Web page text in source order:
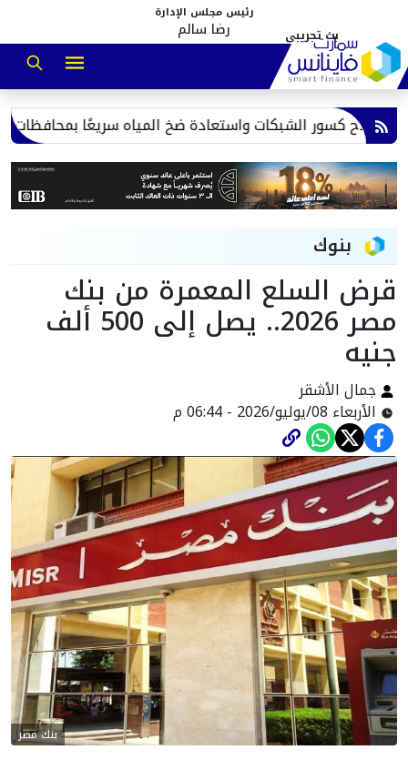
رئيس مجلس الإدارة
رضا سالم
كسور الشبكات واستعادة ضخ المياه سريعًا بمحافظات القناة
بنوك
قرض السلع المعمرة من بنك
مصر 2026.. يصل إلى 500 ألف
جنيه
جمال الأشقر
الأربعاء 08/يوليو/2026 - 06:44 م
بنك مصر